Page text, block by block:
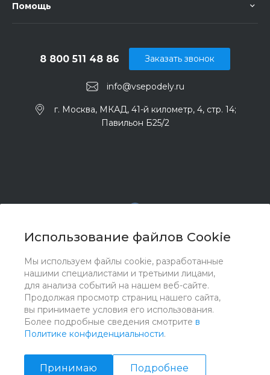
Использование файлов Cookie
Мы используем файлы cookie, разработанные
нашими специалистами и третьими лицами,
для анализа событий на нашем веб-сайте.
Продолжая просмотр страниц нашего сайта,
вы принимаете условия его использования.
Более подробные сведения смотрите в
Политике конфиденциальности.
Принимаю Подробнее
Помощь
info@vsepodely.ru
8 800 511 48 86
г. Москва, МКАД, 41-й километр, 4, стр. 14;
Павильон Б25/2
Заказать звонок
© 2017 - 2026 ООО "Комплектстрой 41", Все права
защищены